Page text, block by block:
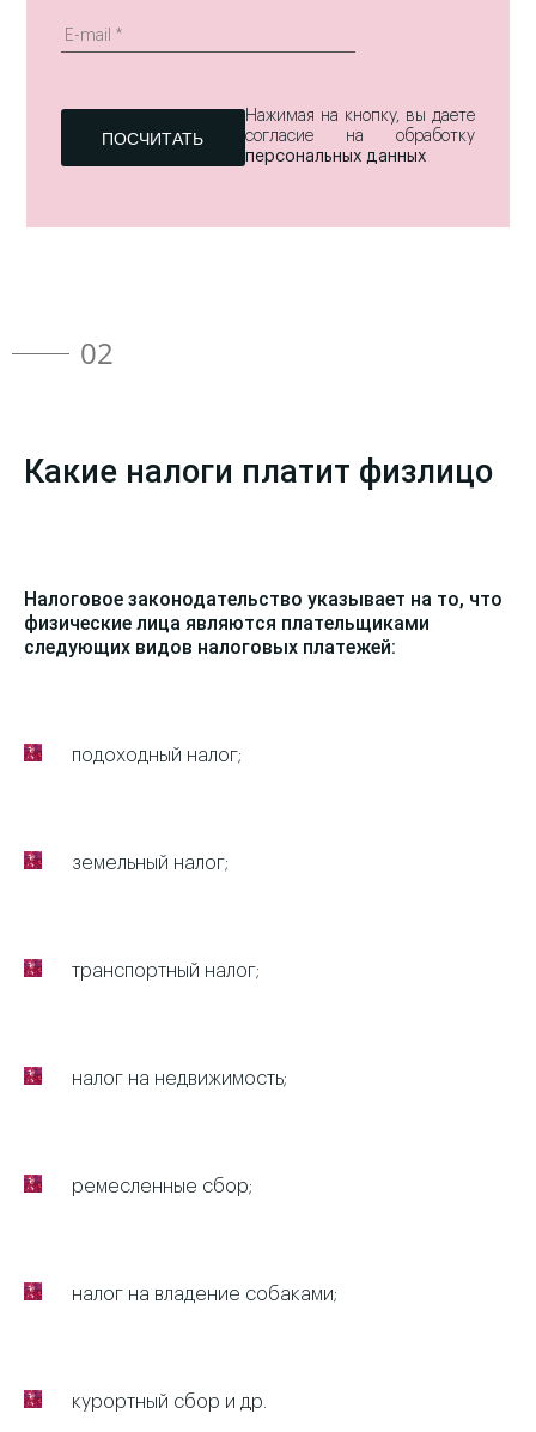
Нажимая на кнопку, вы даете
согласие на обработку
персональных данных
02
Какие налоги платит физлицо
Налоговое законодательство указывает на то, что
физические лица являются плательщиками
следующих видов налоговых платежей:
подоходный налог;
земельный налог;
транспортный налог;
налог на недвижимость;
ремесленные сбор;
налог на владение собаками;
курортный сбор и др.